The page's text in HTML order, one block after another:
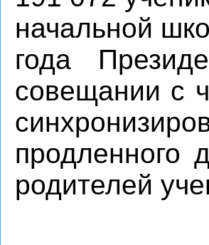
начальной
года
совещании с
продленного
родителей